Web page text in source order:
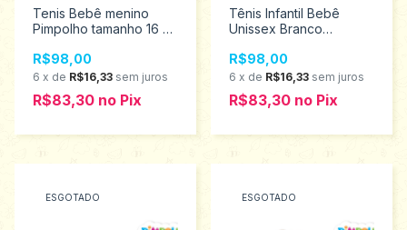
Tenis Bebê menino
Pimpolho tamanho 16 ao
R$98,00
6 x de R$16,33 sem juros
R$83,30 no Pix
Tênis Infantil Bebê
Unissex Branco
a 27 120180
R$98,00
6 x de R$16,33 sem juros
R$83,30 no Pix
ESGOTADO ESGOTADO